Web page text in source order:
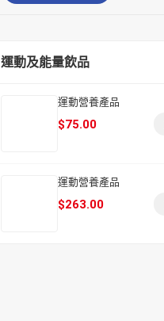
運動及能量飲品
運動營養產品
$75.00
運動營養產品
$263.00